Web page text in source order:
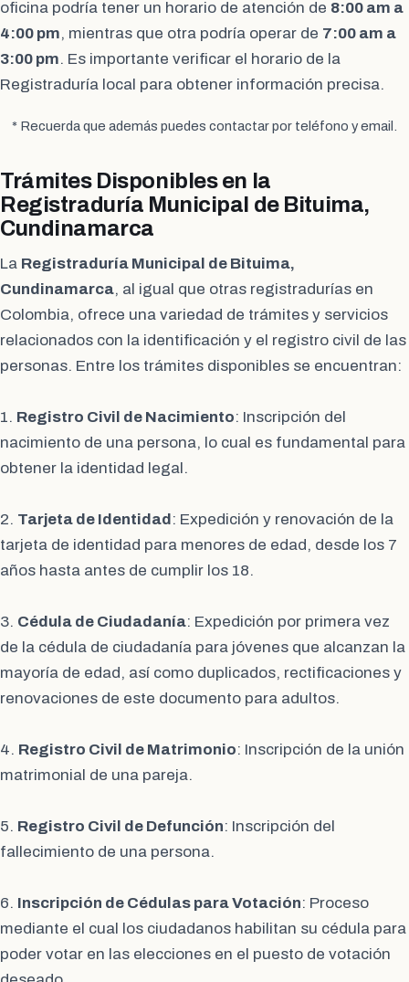
oficina podría tener un horario de atención de 8:00 am a
4:00 pm, mientras que otra podría operar de 7:00 am a
3:00 pm. Es importante verificar el horario de la
Registraduría local para obtener información precisa.
* Recuerda que además puedes contactar por teléfono y email.
Trámites Disponibles en la
Registraduría Municipal de Bituima,
Cundinamarca
La Registraduría Municipal de Bituima,
Cundinamarca, al igual que otras registradurías en
Colombia, ofrece una variedad de trámites y servicios
relacionados con la identificación y el registro civil de las
personas. Entre los trámites disponibles se encuentran:
1. Registro Civil de Nacimiento: Inscripción del
nacimiento de una persona, lo cual es fundamental para
obtener la identidad legal.
2. Tarjeta de Identidad : Expedición y renovación de la
tarjeta de identidad para menores de edad, desde los 7
años hasta antes de cumplir los 18.
3. Cédula de Ciudadanía: Expedición por primera vez
de la cédula de ciudadanía para jóvenes que alcanzan la
mayoría de edad, así como duplicados, rectificaciones y
renovaciones de este documento para adultos.
4. Registro Civil de Matrimonio: Inscripción de la unión
matrimonial de una pareja.
5. Registro Civil de Defunción: Inscripción del
fallecimiento de una persona.
6. Inscripción de Cédulas para Votación: Proceso
mediante el cual los ciudadanos habilitan su cédula para
poder votar en las elecciones en el puesto de votación